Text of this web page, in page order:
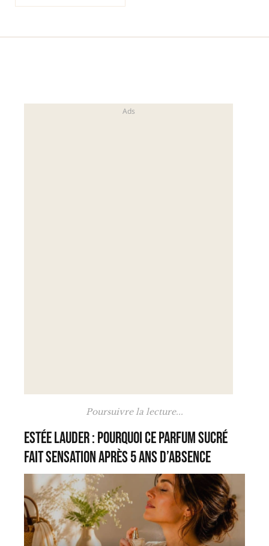
Poursuivre la lecture...
Estée Lauder : pourquoi ce parfum sucré
fait sensation après 5 ans d’absence